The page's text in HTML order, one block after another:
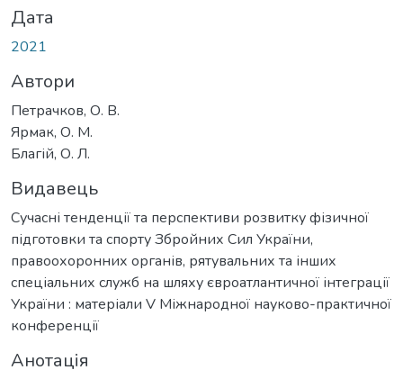
Дата
2021
Автори
Петрачков, О. В.
Ярмак, О. М.
Благій, О. Л.
Видавець
Сучасні тенденції та перспективи розвитку фізичної
підготовки та спорту Збройних Сил України,
правоохоронних органів, рятувальних та інших
спеціальних служб на шляху євроатлантичної інтеграції
України : матеріали V Міжнародної науково-практичної
конференції
Анотація